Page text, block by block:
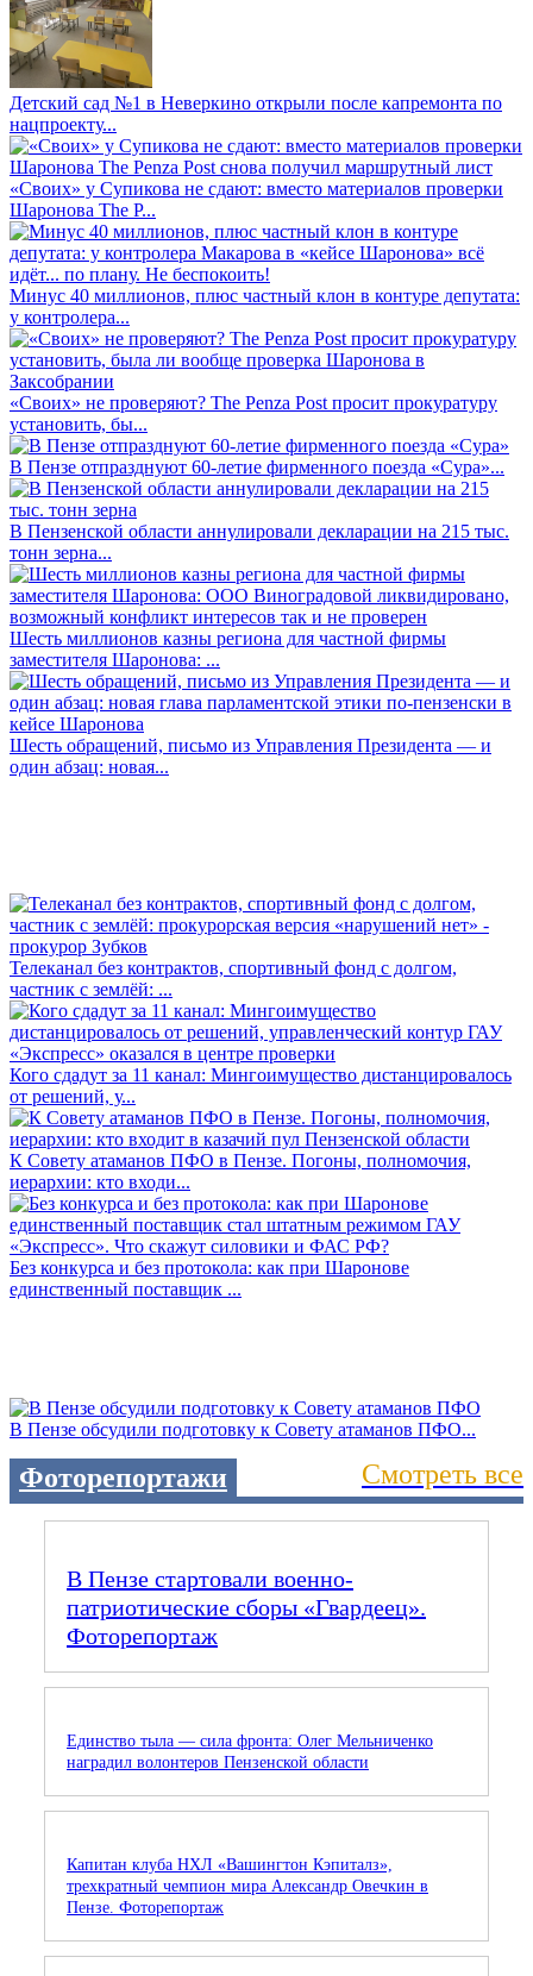
Детский сад №1 в Неверкино открыли после капремонта по
нацпроекту...
«Своих» у Супикова не сдают: вместо материалов проверки
Шаронова The P...
Минус 40 миллионов, плюс частный клон в контуре депутата:
у контролера...
«Своих» не проверяют? The Penza Post просит прокуратуру
установить, бы...
В Пензе отпразднуют 60-летие фирменного поезда «Сура»...
В Пензенской области аннулировали декларации на 215 тыс.
тонн зерна...
Шесть миллионов казны региона для частной фирмы
заместителя Шаронова: ...
Шесть обращений, письмо из Управления Президента — и
один абзац: новая...
Телеканал без контрактов, спортивный фонд с долгом,
частник с землёй: ...
Кого сдадут за 11 канал: Мингоимущество дистанцировалось
от решений, у...
К Совету атаманов ПФО в Пензе. Погоны, полномочия,
иерархии: кто входи...
Без конкурса и без протокола: как при Шаронове
единственный поставщик ...
В Пензе обсудили подготовку к Совету атаманов ПФО...
Фоторепортажи Смотреть все
В Пензе стартовали военно-
патриотические сборы «Гвардеец».
Фоторепортаж
Единство тыла — сила фронта: Олег Мельниченко
наградил волонтеров Пензенской области
Капитан клуба НХЛ «Вашингтон Кэпиталз»,
трехкратный чемпион мира Александр Овечкин в
Пензе. Фоторепортаж